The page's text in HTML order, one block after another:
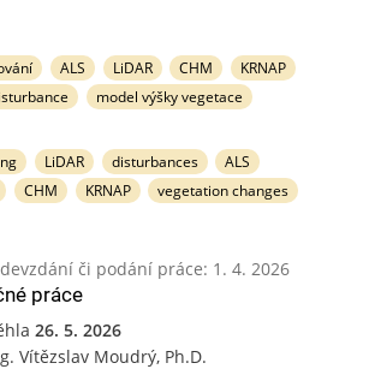
ALS LiDAR CHM
KRNAP
model výšky vegetace
LiDAR disturbances
ALS
CHM KRNAP vegetation changes
či podání práce: 1. 4. 2026
práce
26. 5. 2026
Vítězslav Moudrý, Ph.D.